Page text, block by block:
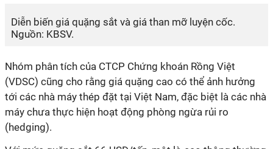
Diễn biến giá quặng sắt và giá than mỡ luyện cốc.
Nguồn: KBSV.
Nhóm phân tích của CTCP Chứng khoán Rồng Việt
(VDSC) cũng cho rằng giá quặng cao có thể ảnh hưởng
tới các nhà máy thép đặt tại Việt Nam, đặc biệt là các nhà
máy chưa thực hiện hoạt động phòng ngừa rủi ro
(hedging).